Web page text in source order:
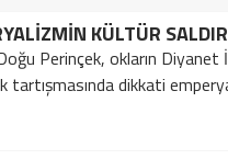
Perinçek, okların Diyanet
tartışmasında dikkati